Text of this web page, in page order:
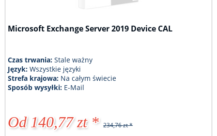
Microsoft Exchange Server 2019 Device CAL
Czas trwania:Stale ważny
Język:Wszystkie języki
Strefa krajowa: Na całym świecie
Sposób wysyłki: E-Mail
Od 140,77 zt * 234,76 zt *